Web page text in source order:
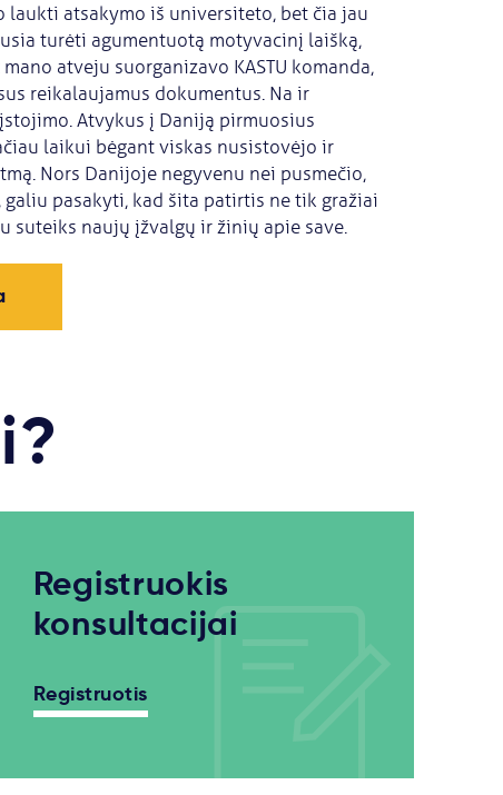
atsakymo iš universiteto, bet čia jau
turėti agumentuotą motyvacinį laišką,
atveju suorganizavo KASTU komanda,
reikalaujamus dokumentus. Na ir
Atvykus į Daniją pirmuosius
laikui bėgant viskas nusistovėjo ir
Nors Danijoje negyvenu nei pusmečio,
pasakyti, kad šita patirtis ne tik gražiai
suteiks naujų įžvalgų ir žinių apie save.
Registruokis
konsultacijai
Registruotis